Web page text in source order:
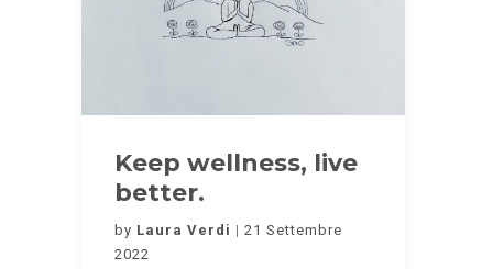
Keep wellness, live
better.
by Laura Verdi
21 Settembre
2022